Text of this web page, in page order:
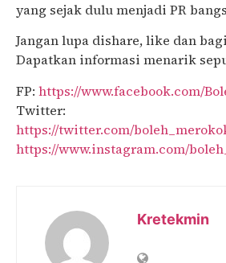
yang sejak dulu menjadi PR
Jangan lupa dishare, like dan
Dapatkan informasi menarik
FP: https://www.facebook.com/
Twitter:
https://twitter.com/
https://www.instagram.com/
Kretekmin